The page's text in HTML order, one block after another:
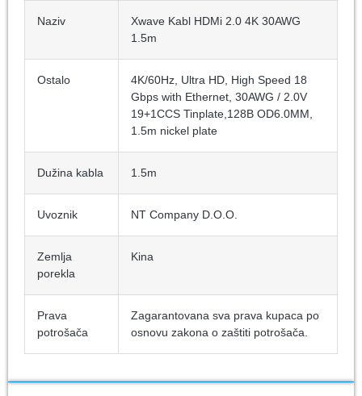
Naziv
Xwave Kabl HDMi 2.0 4K 30AWG
1.5m
Ostalo
4K/60Hz, Ultra HD, High Speed 18
Gbps with Ethernet, 30AWG / 2.0V
19+1CCS Tinplate,128B OD6.0MM,
1.5m nickel plate
Dužina kabla 1.5m
Uvoznik NT Company D.O.O.
Zemlja
porekla
Kina
Prava
potrošača
Zagarantovana sva prava kupaca po
osnovu zakona o zaštiti potrošača.